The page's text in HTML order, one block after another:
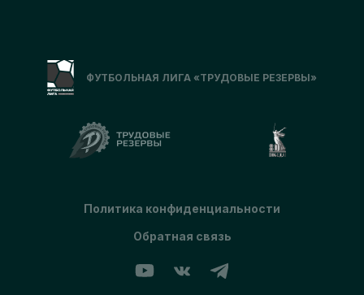
ФУТБОЛЬНАЯ ЛИГА «ТРУДОВЫЕ РЕЗЕРВЫ»
Политика конфиденциальности
Обратная связь